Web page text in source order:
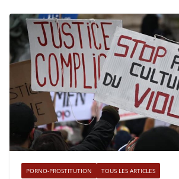
PORNO-PROSTITUTION TOUS LES ARTICLES